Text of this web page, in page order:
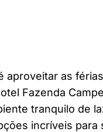
aproveitar as
Fazenda
tranquilo de
incríveis